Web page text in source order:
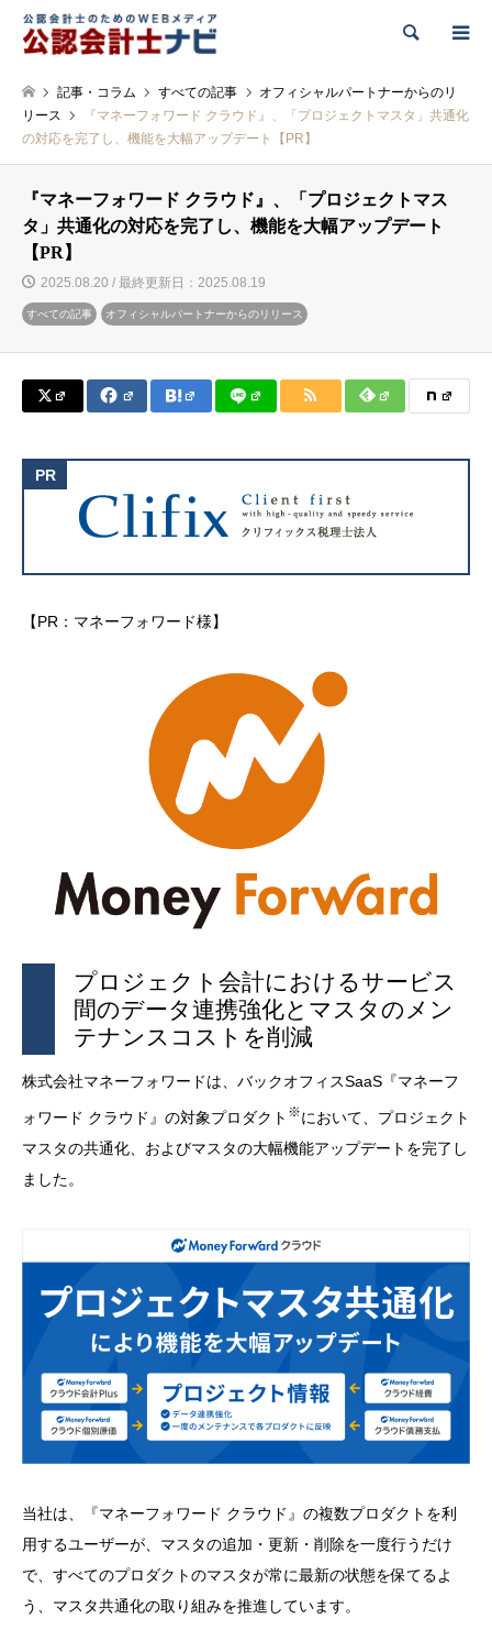
検索
記事・コラム すべての記事
オフィシャルパートナーからのリ
リース
『マネーフォワード クラウド』、「プロジェクトマスタ」共通化
の対応を完了し、機能を大幅アップデート【PR】
『マネーフォワード クラウド』、「プロジェクトマス
タ」共通化の対応を完了し、機能を大幅アップデート
【PR】
2025.08.20 / 最終更新日：2025.08.19
すべての記事 オフィシャルパートナーからのリリース
【PR：マネーフォワード様】
プロジェクト会計におけるサービス
間のデータ連携強化とマスタのメン
テナンスコストを削減
株式会社マネーフォワードは、バックオフィスSaaS『マネーフ
ォワード クラウド』の対象プロダクト ※において、プロジェクト
マスタの共通化、およびマスタの大幅機能アップデートを完了し
ました。
当社は、『マネーフォワード クラウド』の複数プロダクトを利
用するユーザーが、マスタの追加・更新・削除を一度行うだけ
で、すべてのプロダクトのマスタが常に最新の状態を保てるよ
う、マスタ共通化の取り組みを推進しています。